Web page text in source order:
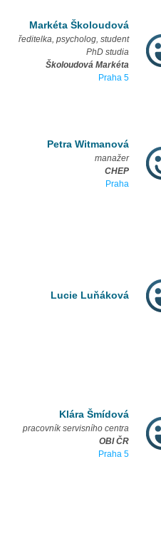
Markéta Školoudová
ředitelka, psycholog, student
PhD studia
Školoudová Markéta
Praha 5
Petra Witmanová
manažer
CHEP
Praha
Lucie Luňáková
Klára Šmídová
pracovník servisního centra
OBI ČR
Praha 5